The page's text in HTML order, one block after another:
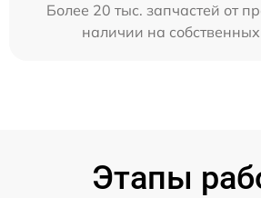
Более 20 тыс. запчастей от
наличии на
Этапы